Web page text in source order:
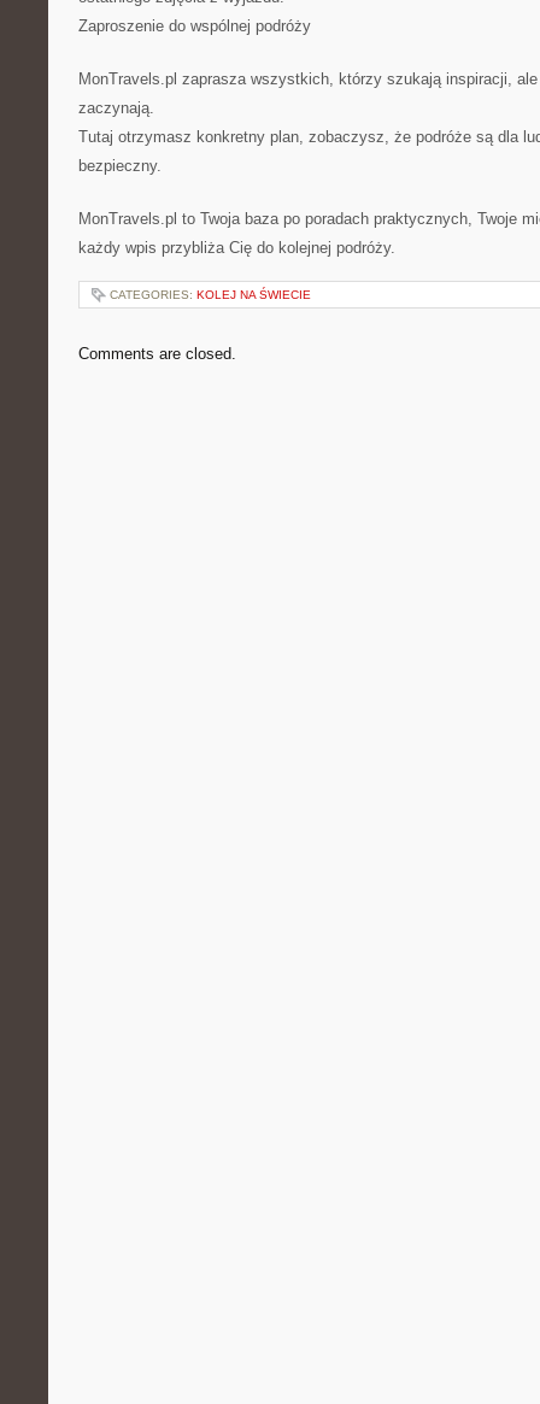
Zaproszenie do wspólnej podróży
MonTravels.pl zaprasza wszystkich, którzy szukają inspiracji,
zaczynają.
Tutaj otrzymasz konkretny plan, zobaczysz, że podróże są dla
bezpieczny.
MonTravels.pl to Twoja baza po poradach praktycznych, Twoje
każdy wpis przybliża Cię do kolejnej podróży.
CATEGORIES: KOLEJ NA ŚWIECIE
Comments are closed.